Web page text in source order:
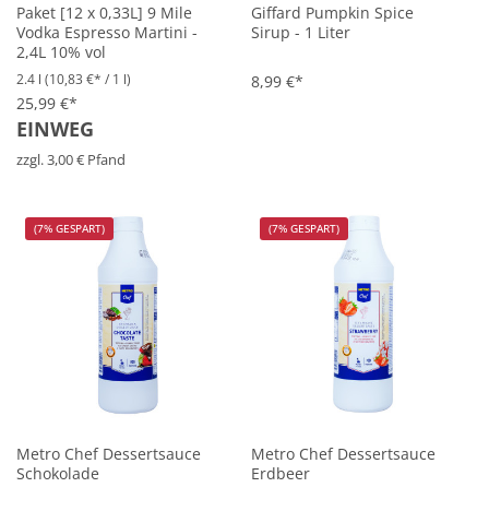
Paket [12 x 0,33L] 9 Mile
Vodka Espresso Martini -
2,4L 10% vol
2.4 l (10,83 €* / 1 l)
25,99 €*
EINWEG
zzgl. 3,00 € Pfand
Giffard Pumpkin Spice
Sirup - 1 Liter
8,99 €*
(7% GESPART)
Metro Chef Dessertsauce
Schokolade
(7% GESPART)
Metro Chef Dessertsauce
Erdbeer